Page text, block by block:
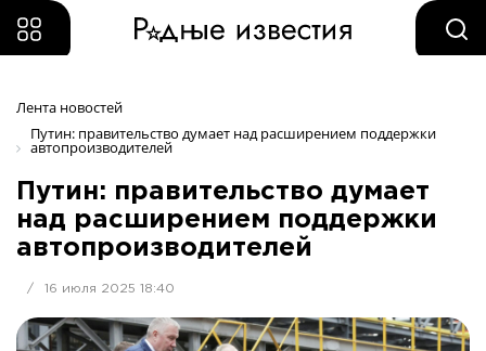
Лента новостей
Путин: правительство думает над расширением поддержки
автопроизводителей
Путин: правительство думает
над расширением поддержки
автопроизводителей
/ 16 июля 2025 18:40